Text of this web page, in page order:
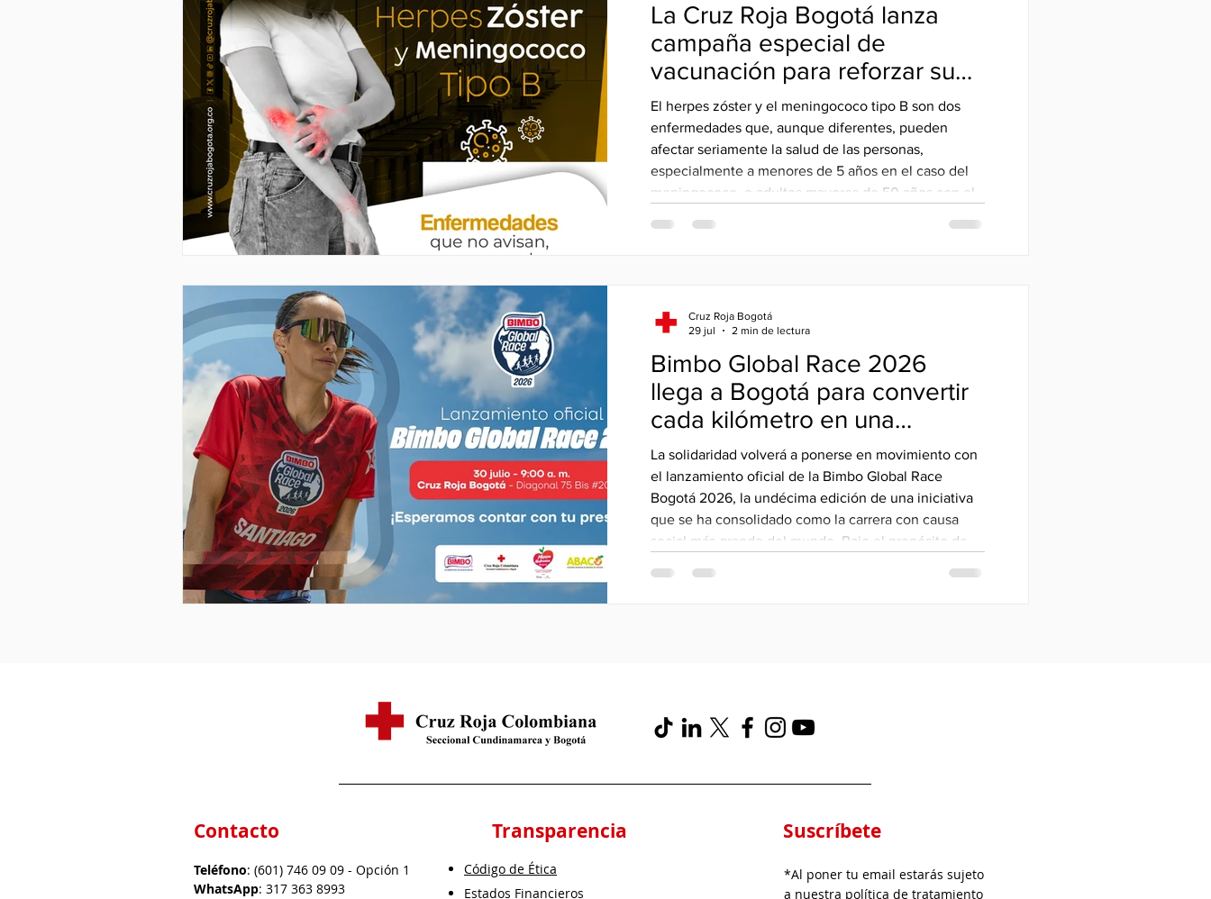
La Cruz Roja Bogotá lanza
campaña especial de
vacunación para reforzar su
protección contra el herpes
zóster y el meningococo tipo
B.
El herpes zóster y el meningococo tipo B son dos
enfermedades que, aunque diferentes, pueden
afectar seriamente la salud de las personas,
especialmente a menores de 5 años en el caso del
meningococo, o adultos mayores de 50 años con el
Bimbo Global Race 2026
llega a Bogotá para convertir
cada kilómetro en una
oportunidad para alimentar a
quienes más lo necesitan
La solidaridad volverá a ponerse en movimiento con
el lanzamiento oficial de la Bimbo Global Race
Bogotá 2026, la undécima edición de una iniciativa
que se ha consolidado como la carrera con causa
social más grande del mundo. Bajo el propósito de
Cruz Roja Bogotá
29 jul
2 min de lectura
Contacto
Teléfono: (601) 746 09 09 - Opción 1
WhatsApp: 317 363 8993
Transparencia
Código de Ética
Estados Financieros
Suscríbete
*Al poner tu email estarás sujeto
a nuestra política de tratamiento